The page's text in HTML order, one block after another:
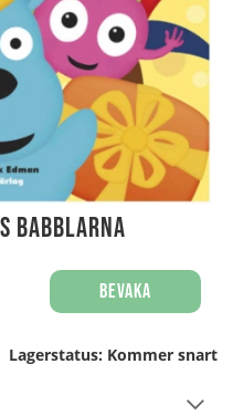
Babblarna
Bevaka
Lagerstatus: Kommer snart